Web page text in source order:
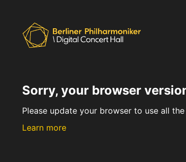
Sorry, your browser
Please update your browser to use all
Learn more